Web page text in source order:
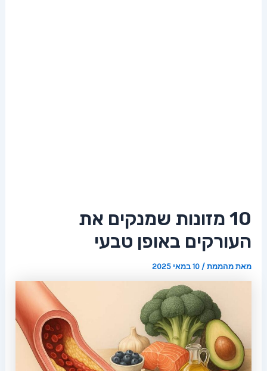
10 מזונות שמנקים את
העורקים באופן טבעי
מאתמהממת/10 במאי 2025